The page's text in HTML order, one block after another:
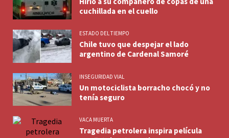
cuchillada en el cuello
ESTADO DEL TIEMPO
Chile tuvo que despejar el lado
argentino de Cardenal Samoré
INSEGURIDAD VIAL
Un motociclista borracho chocó y no
tenía seguro
VACA MUERTA
Tragedia petrolera inspira película